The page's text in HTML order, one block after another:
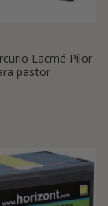
Lacmé Pilor
pastor